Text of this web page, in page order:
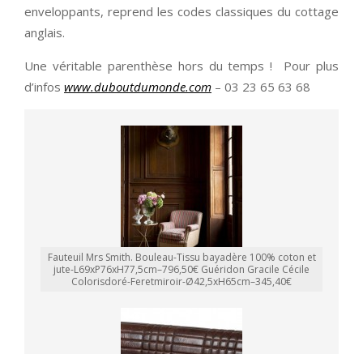
enveloppants, reprend les codes classiques du cottage
anglais.
Une véritable parenthèse hors du temps ! Pour plus
d’infos www.duboutdumonde.com – 03 23 65 63 68
Fauteuil Mrs Smith. Bouleau-Tissu bayadère 100% coton et
jute-L69xP76xH77,5cm–796,50€ Guéridon Gracile Cécile
Colorisdoré-Feretmiroir-Ø42,5xH65cm–345,40€